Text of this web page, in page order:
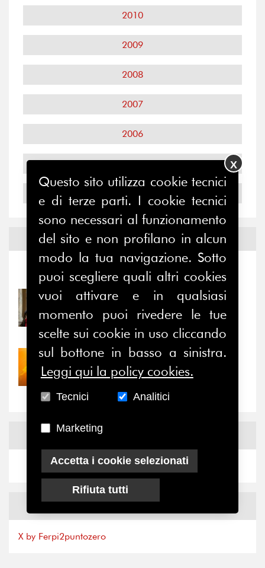
2010
2009
2008
2007
2006
2005
2004
Notizie edEventi
Eventi
31/07/2026
Prima della pausa estiva,
il valore di...
30/07/2026
Nove anni dopo la
News
NewsX
X by Ferpi2puntozero
Questo sito utilizza cookie tecnici
e di terze parti. I cookie tecnici
sono necessari al funzionamento
del sito e non profilano in alcun
modo la tua navigazione. Sotto
puoi scegliere quali altri cookies
vuoi attivare e in qualsiasi
momento puoi rivedere le tue
scelte sui cookie in uso cliccando
sul bottone in basso a sinistra.
Leggi qui la policy cookies.
Tecnici Analitici
Marketing
Accetta i cookie selezionati
Rifiuta tutti
X